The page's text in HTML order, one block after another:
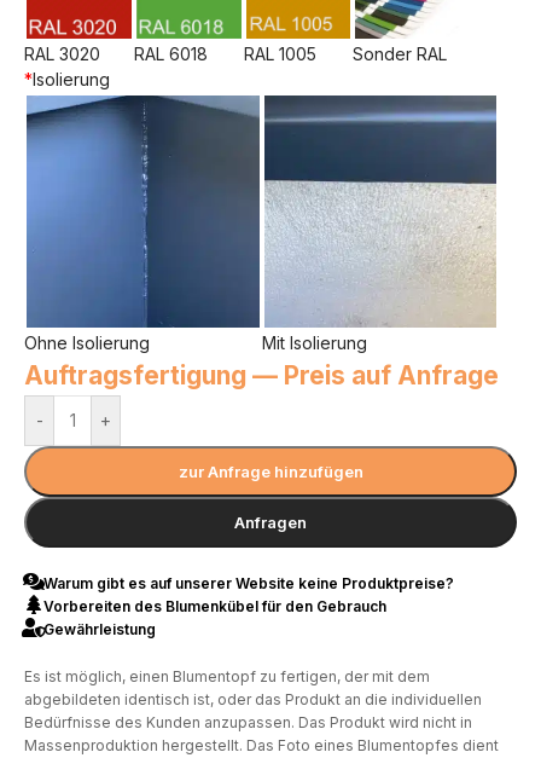
RAL 3020 RAL 6018 RAL 1005
Sonder RAL
*Isolierung
Ohne Isolierung Mit Isolierung
Auftragsfertigung — Preis auf Anfrage
- +
zur Anfrage hinzufügen
Anfragen
Warum gibt es auf unserer Website keine Produktpreise?
Vorbereiten des Blumenkübel für den Gebrauch
Gewährleistung
Es ist möglich, einen Blumentopf zu fertigen, der mit dem
abgebildeten identisch ist, oder das Produkt an die individuellen
Bedürfnisse des Kunden anzupassen. Das Produkt wird nicht in
Massenproduktion hergestellt. Das Foto eines Blumentopfes dient